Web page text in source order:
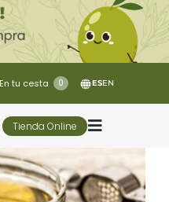
En tu cesta 0 ESEN
Tienda Online
Toggle
5 Elementos